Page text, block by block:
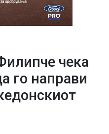
чека
го направи